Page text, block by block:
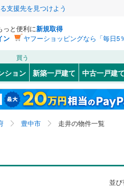
支援先を見つけよう
っと便利に新規取得
ン
ヤフーショッピングなら「毎日5
買う
ション 新築一戸建て 中古一戸建て
豊中市 走井の物件一覧
並び
岩手 宮城
神奈川 埼玉
(4)
区(4)
16
(8)
(2)
町(2)
4)
町
(2)
線（JR西日本）(0)
(0)
(0)
東線 (0)
長堀鶴見緑地線
谷町線(0)
、建ち方、日当たり
以上（0）
（0）
検索条件
この検索条件の新着物件通知は
大阪府、豊中市、走井
土地を含
検索